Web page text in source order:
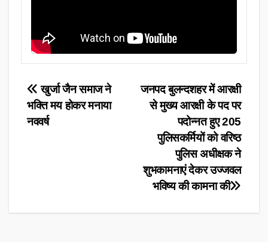
Post
navigation
जनपद बुलन्दशहर में आरक्षी
से मुख्य आरक्षी के पद पर
पदोन्नत हुए 205
पुलिसकर्मियों को वरिष्ठ
पुलिस अधीक्षक ने
शुभकामनाएं देकर उज्जवल
भविष्य की कामना की
खुर्जा जैन समाज ने
भक्ति मय होकर मनाया
नववर्ष